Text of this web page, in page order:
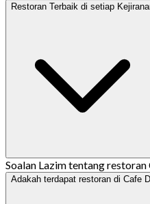
Restoran Terbaik di setiap
Soalan Lazim tentang
Adakah terdapat restoran di Cafe